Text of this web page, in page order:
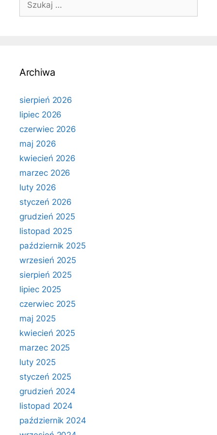
Archiwa
sierpień 2026
lipiec 2026
czerwiec 2026
maj 2026
kwiecień 2026
marzec 2026
luty 2026
styczeń 2026
grudzień 2025
listopad 2025
październik 2025
wrzesień 2025
sierpień 2025
lipiec 2025
czerwiec 2025
maj 2025
kwiecień 2025
marzec 2025
luty 2025
styczeń 2025
grudzień 2024
listopad 2024
październik 2024